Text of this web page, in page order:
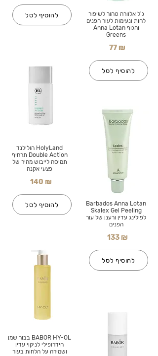
להוסיף לסל
HolyLand הולילנד
Double Action תרחיף
תמיסה לייבוש מהיר של
פצעי אקנה
140 ₪
להוסיף לסל
BABOR HY-OL בבור שמן
הידרופילי לניקוי עדין
ושמירה על הלחות בעור
ג'ל אלוורה טהור לשיפור
לחות ונעימות לעור הפנים
והגוף Anna Lotan
Greens
77 ₪
להוסיף לסל
Barbados Anna Lotan
Skalex Gel Peeling
לפילינג עדין ורענן של עור
הפנים
133 ₪
להוסיף לסל